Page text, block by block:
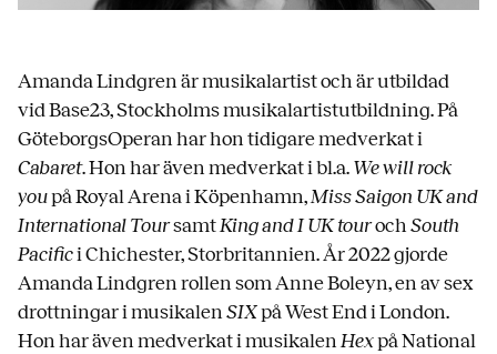
Amanda Lindgren är musikalartist och är utbildad
vid Base23, Stockholms musikalartistutbildning. På
GöteborgsOperan har hon tidigare medverkat i
Cabaret. Hon har även medverkat i bl.a. We will rock
youpå Royal Arena i Köpenhamn,Miss Saigon UK and
International ToursamtKing and I UK tourochSouth
Pacifici Chichester, Storbritannien. År 2022 gjorde
Amanda Lindgren rollen som Anne Boleyn, en av sex
drottningar i musikalenSIXpå West End i London.
Hon har även medverkat i musikalenHexpå National